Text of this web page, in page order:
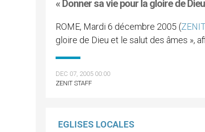
« Donner sa vie pour la gloire de
ROME, Mardi 6 décembre 2005 (
gloire de Dieu et le salut des âmes »,
DEC 07, 2005 00:00
ZENIT STAFF
EGLISES LOCALES